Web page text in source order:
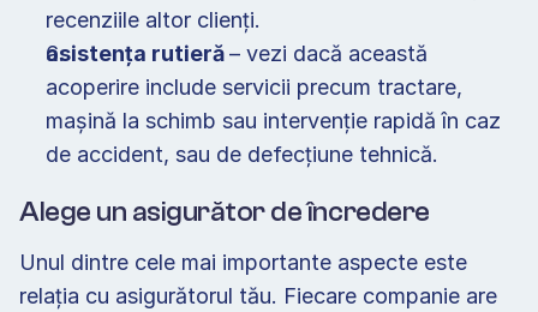
recenziile altor clienți.
asistența rutieră – vezi dacă această
acoperire include servicii precum tractare,
mașină la schimb sau intervenție rapidă în caz
de accident, sau de defecțiune tehnică.
Alege un asigurător de încredere
Unul dintre cele mai importante aspecte este
relația cu asigurătorul tău. Fiecare companie are